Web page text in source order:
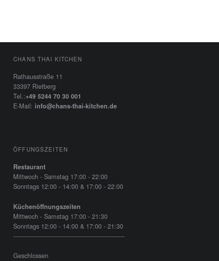
FOOTER SIDEBAR
CHANS THAI KITCHEN
Rathausstraße 11
33397 Rietberg
Tel.:+49 5244 70 30 001
E-Mail: info@chans-thai-kitchen.de
ÖFFUNGSZEITEN
Restaurant
Mittwoch - Samstag 17:00 - 22:00
Sonntags 12:00 - 14:00 & 17:00 - 22:00
Küchenöffnungszeiten
Mittwoch - Samstag 17:00 - 21:30
Sonntags 12:00 - 14:00 & 17:00 - 21:30
---------------------------------------------------------
Geschlossen